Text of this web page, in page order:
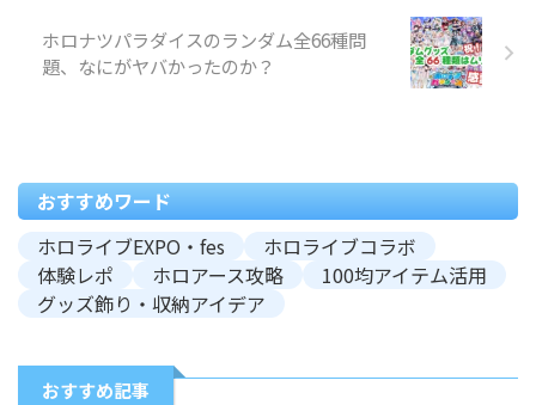
ホロナツパラダイスのランダム全66種問
題、なにがヤバかったのか？
おすすめワード
ホロライブEXPO・fes
ホロライブコラボ
体験レポ
ホロアース攻略
100均アイテム活用
グッズ飾り・収納アイデア
おすすめ記事